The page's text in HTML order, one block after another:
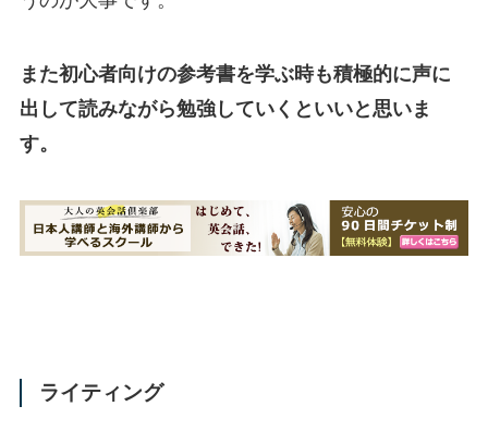
また初心者向けの参考書を学ぶ時も積極的に声に
出して読みながら勉強していくといいと思いま
す。
ライティング